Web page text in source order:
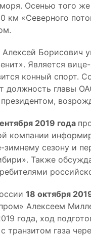
Осенью того
км «Северного
Алексей Борисович
Является
конный спорт.
должность главы
2019 года
компании
зимнему сезону и
Также
18 октября
Алексеем
года, ход
транзитом газа